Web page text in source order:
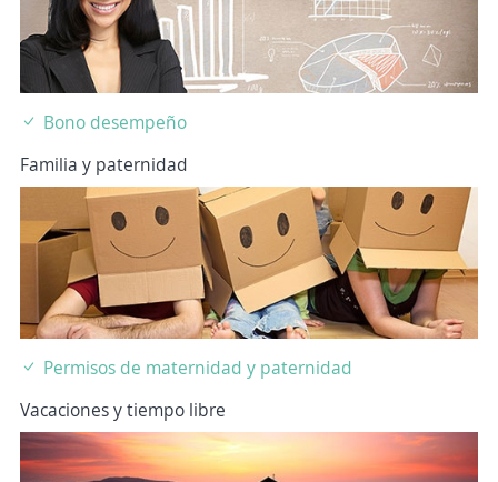
Bono desempeño
Familia y paternidad
Permisos de maternidad y paternidad
Vacaciones y tiempo libre